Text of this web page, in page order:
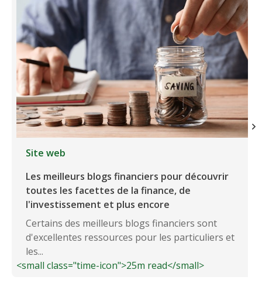
Site web
Les meilleurs blogs financiers pour découvrir
toutes les facettes de la finance, de
l'investissement et plus encore
Certains des meilleurs blogs financiers sont
d'excellentes ressources pour les particuliers et
les...
<small class="time-icon">25m read</small>